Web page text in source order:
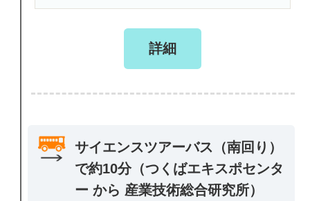
詳細
サイエンスツアーバス（南回り）
で約10分（つくばエキスポセンタ
ー から 産業技術総合研究所）